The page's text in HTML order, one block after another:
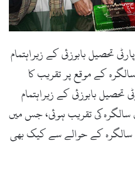
تحصیل بابوزئی کے زیراہتمام
بھٹو کی 92 ویں سالگرہ کے موقع پر تقریب کا
تحصیل بابوزئی کے زیراہتمام
کی تقریب ہوئی، جس میں
بھٹو کے 92ویں سالگرہ کے حوالے سے کیک بھی